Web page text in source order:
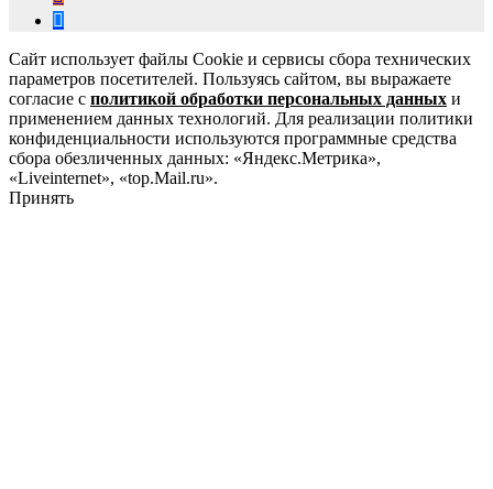
Сайт использует файлы Cookie и сервисы сбора технических
параметров посетителей. Пользуясь сайтом, вы выражаете
согласие с политикой обработки персональных данных и
применением данных технологий. Для реализации политики
конфиденциальности используются программные средства
сбора обезличенных данных: «Яндекс.Метрика»,
«Liveinternet», «top.Mail.ru».
Принять